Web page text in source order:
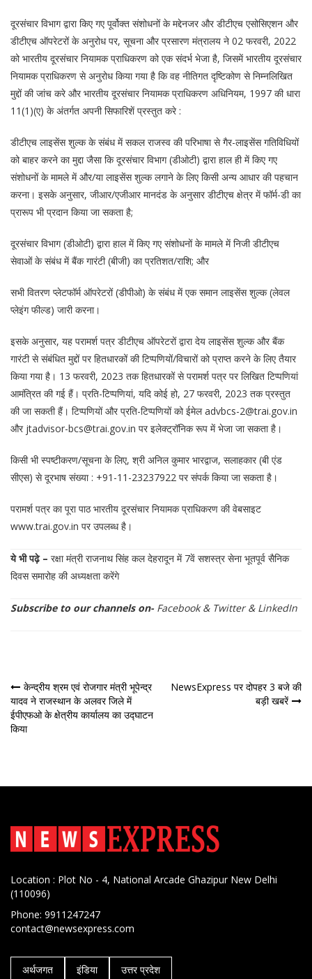
दूरसंचार विभाग द्वारा किए गए पूर्वोक्त संशोधनों के मद्देनजर और डीटीएच एसोसिएशन और
डीटीएच ऑपरेटरों के अनुरोध पर, सूचना और प्रसारण मंत्रालय ने 02 फरवरी, 2022
को भारतीय दूरसंचार नियामक प्राधिकरण को एक संदर्भ भेजा है, जिसमें भारतीय दूरसंचार
नियामक प्राधिकरण से अनुरोध किया गया है कि वह नीतिगत दृष्टिकोण से निम्नलिखित
मुद्दों की जांच करे और भारतीय दूरसंचार नियामक प्राधिकरण अधिनियम, 1997 की धारा
11(1)(ए) के अंतर्गत अपनी सिफारिशें प्रस्तुत करे :
डीटीएच लाइसेंस शुल्क के संबंध में सकल राजस्व की परिभाषा से गैर-लाइसेंस गतिविधियों
को बाहर करने का मुद्दा जैसा कि दूरसंचार विभाग (डीओटी) द्वारा हाल ही में किए गए
संशोधनों के मामले में और/या लाइसेंस शुल्क लगाने के लिए किसी अन्य आधार की पहचान
करना। इसके अनुसार, जीआर/एजीआर मानदंड के अनुसार डीटीएच क्षेत्र में फॉर्म-डी का
प्रारूप भी प्रदान किया जा सकता है;
दूरसंचार विभाग (डीओटी) द्वारा हाल में किए गए संशोधनों के मामले में निजी डीटीएच
सेवाओं के संबंध में बैंक गारंटी (बीजी) का प्रतिशत/राशि; और
सभी वितरण प्लेटफॉर्म ऑपरेटरों (डीपीओ) के संबंध में एक समान लाइसेंस शुल्क (लेवल
प्लेइंग फील्ड) जारी करना।
इसके अनुसार, यह परामर्श पत्र डीटीएच ऑपरेटरों द्वारा देय लाइसेंस शुल्क और बैंक
गारंटी से संबंधित मुद्दों पर हितधारकों की टिप्पणियों/विचारों को प्राप्त करने के लिए तैयार
किया गया है। 13 फरवरी, 2023 तक हितधारकों से परामर्श पत्र पर लिखित टिप्पणियां
आमंत्रित की गई हैं। प्रति-टिप्पणियां, यदि कोई हो, 27 फरवरी, 2023 तक प्रस्तुत
की जा सकती हैं। टिप्पणियों और प्रति-टिप्पणियों को ईमेल advbcs-2@trai.gov.in
और jtadvisor-bcs@trai.gov.in पर इलेक्ट्रॉनिक रूप में भेजा जा सकता है।
किसी भी स्पष्टीकरण/सूचना के लिए, श्री अनिल कुमार भारद्वाज, सलाहकार (बी एंड
सीएस) से दूरभाष संख्या : +91-11-23237922 पर संपर्क किया जा सकता है।
परामर्श पत्र का पूरा पाठ भारतीय दूरसंचार नियामक प्राधिकरण की वेबसाइट
www.trai.gov.in पर उपलब्ध है।
ये भी पढ़े – रक्षा मंत्री राजनाथ सिंह कल देहरादून में 7वें सशस्त्र सेना भूतपूर्व सैनिक
दिवस समारोह की अध्यक्षता करेंगे
Subscribe to our channels on- Facebook& Twitter& LinkedIn
पोस्ट
नेविगेशन
केन्द्रीय श्रम एवं रोजगार मंत्री भूपेन्‍द्र
यादव ने राजस्थान के अलवर जिले में
ईपीएफओ के क्षेत्रीय कार्यालय का उद्घाटन
किया
NewsExpress पर दोपहर 3 बजे की
बड़ी खबरें
Location : Plot No - 4, National Arcade Ghazipur New Delhi
(110096)
Phone: 9911247247
contact@newsexpress.com
अर्थजगत इंडिया उत्तर प्रदेश